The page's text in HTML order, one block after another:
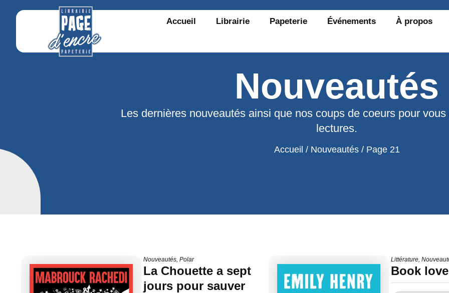
Accueil Librairie Papeterie Événements À propos
Nouveautés
Les dernières nouveautés ainsi que nos coups de coeurs pour
lectures.
Accueil / Nouveautés/ Page 21
Nouveautés,Polar
La Chouette a sept
jours pour sauver
Littérature,
Book